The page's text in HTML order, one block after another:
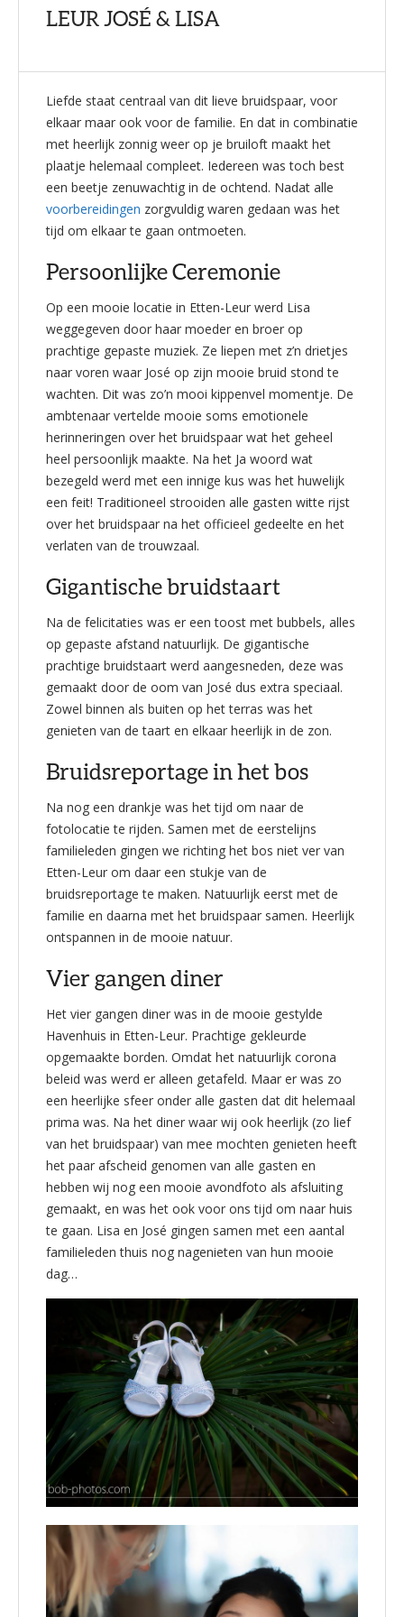
LEUR JOSÉ & LISA
Liefde staat centraal van dit lieve bruidspaar, voor
elkaar maar ook voor de familie. En dat in combinatie
met heerlijk zonnig weer op je bruiloft maakt het
plaatje helemaal compleet. Iedereen was toch best
een beetje zenuwachtig in de ochtend. Nadat alle
voorbereidingen zorgvuldig waren gedaan was het
tijd om elkaar te gaan ontmoeten.
Persoonlijke Ceremonie
Op een mooie locatie in Etten-Leur werd Lisa
weggegeven door haar moeder en broer op
prachtige gepaste muziek. Ze liepen met z’n drietjes
naar voren waar José op zijn mooie bruid stond te
wachten. Dit was zo’n mooi kippenvel momentje. De
ambtenaar vertelde mooie soms emotionele
herinneringen over het bruidspaar wat het geheel
heel persoonlijk maakte. Na het Ja woord wat
bezegeld werd met een innige kus was het huwelijk
een feit! Traditioneel strooiden alle gasten witte rijst
over het bruidspaar na het officieel gedeelte en het
verlaten van de trouwzaal.
Gigantische bruidstaart
Na de felicitaties was er een toost met bubbels, alles
op gepaste afstand natuurlijk. De gigantische
prachtige bruidstaart werd aangesneden, deze was
gemaakt door de oom van José dus extra speciaal.
Zowel binnen als buiten op het terras was het
genieten van de taart en elkaar heerlijk in de zon.
Bruidsreportage in het bos
Na nog een drankje was het tijd om naar de
fotolocatie te rijden. Samen met de eerstelijns
familieleden gingen we richting het bos niet ver van
Etten-Leur om daar een stukje van de
bruidsreportage te maken. Natuurlijk eerst met de
familie en daarna met het bruidspaar samen. Heerlijk
ontspannen in de mooie natuur.
Vier gangen diner
Het vier gangen diner was in de mooie gestylde
Havenhuis in Etten-Leur. Prachtige gekleurde
opgemaakte borden. Omdat het natuurlijk corona
beleid was werd er alleen getafeld. Maar er was zo
een heerlijke sfeer onder alle gasten dat dit helemaal
prima was. Na het diner waar wij ook heerlijk (zo lief
van het bruidspaar) van mee mochten genieten heeft
het paar afscheid genomen van alle gasten en
hebben wij nog een mooie avondfoto als afsluiting
gemaakt, en was het ook voor ons tijd om naar huis
te gaan. Lisa en José gingen samen met een aantal
familieleden thuis nog nagenieten van hun mooie
dag…